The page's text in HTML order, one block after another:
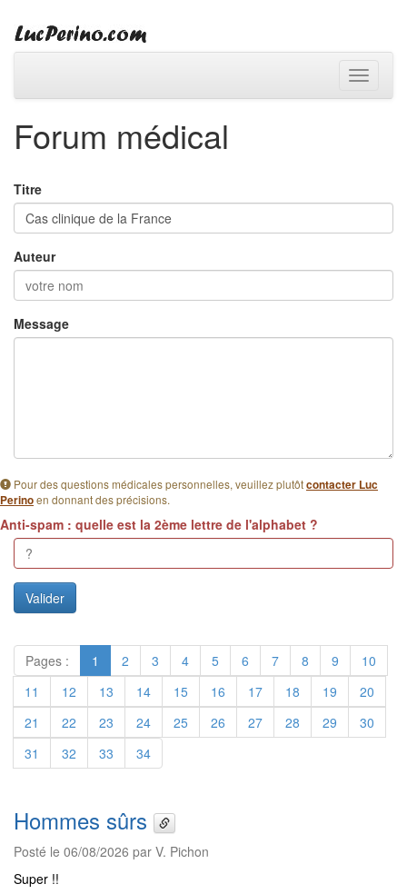
Toggle
Forum médical
Titre
Auteur
Message
Pour des questions médicales personnelles, veuillez plutôtcontacter Luc
Perinoen donnant des précisions.
Anti-spam : quelle est la 2ème lettre de l'alphabet ?
Pages : 1 2 3 4 5 6 7 8 9
10
11
12 13 14 15 16 17 18 19
20
21
22 23 24 25 26 27 28 29
30
31
32 33 34
Hommes sûrs
Posté le 06/08/2026 par V. Pichon
Super !!